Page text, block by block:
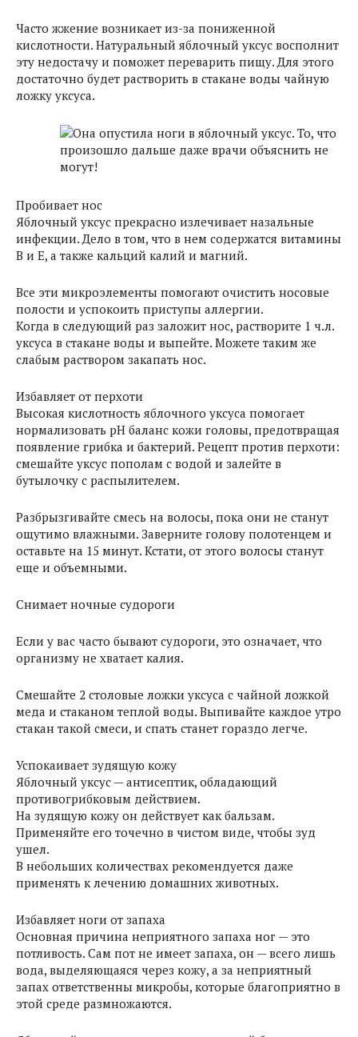
Часто жжение возникает из-за пониженной
кислотности. Натуральный яблочный уксус восполнит
эту недостачу и поможет переварить пищу. Для этого
достаточно будет растворить в стакане воды чайную
ложку уксуса.
Пробивает нос
Яблочный уксус прекрасно излечивает назальные
инфекции. Дело в том, что в нем содержатся витамины
В и Е, а также кальций калий и магний.
Все эти микроэлементы помогают очистить носовые
полости и успокоить приступы аллергии.
Когда в следующий раз заложит нос, растворите 1 ч.л.
уксуса в стакане воды и выпейте. Можете таким же
слабым раствором закапать нос.
Избавляет от перхоти
Высокая кислотность яблочного уксуса помогает
нормализовать pH баланс кожи головы, предотвращая
появление грибка и бактерий. Рецепт против перхоти:
смешайте уксус пополам с водой и залейте в
бутылочку с распылителем.
Разбрызгивайте смесь на волосы, пока они не станут
ощутимо влажными. Заверните голову полотенцем и
оставьте на 15 минут. Кстати, от этого волосы станут
еще и объемными.
Снимает ночные судороги
Если у вас часто бывают судороги, это означает, что
организму не хватает калия.
Смешайте 2 столовые ложки уксуса с чайной ложкой
меда и стаканом теплой воды. Выпивайте каждое утро
стакан такой смеси, и спать станет гораздо легче.
Успокаивает зудящую кожу
Яблочный уксус — антисептик, обладающий
противогрибковым действием.
На зудящую кожу он действует как бальзам.
Применяйте его точечно в чистом виде, чтобы зуд
ушел.
В небольших количествах рекомендуется даже
применять к лечению домашних животных.
Избавляет ноги от запаха
Основная причина неприятного запаха ног — это
потливость. Сам пот не имеет запаха, он — всего лишь
вода, выделяющаяся через кожу, а за неприятный
запах ответственны микробы, которые благоприятно в
этой среде размножаются.